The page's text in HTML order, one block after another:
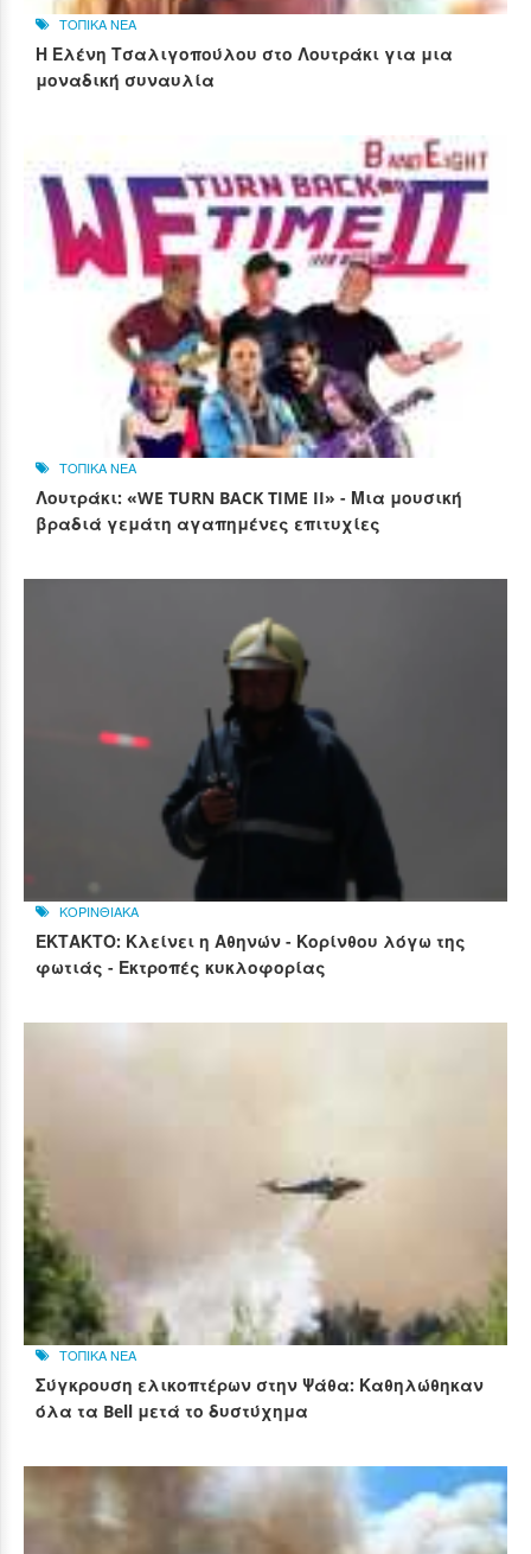
ΤΟΠΙΚΑ ΝΕΑ
Η Ελένη Τσαλιγοπούλου στο Λουτράκι για μια
μοναδική συναυλία
ΤΟΠΙΚΑ ΝΕΑ
Λουτράκι: «WE TURN BACK TIME II» - Μια μουσική
βραδιά γεμάτη αγαπημένες επιτυχίες
ΚΟΡΙΝΘΙΑΚΑ
ΕΚΤΑΚΤΟ: Κλείνει η Αθηνών - Κορίνθου λόγω της
φωτιάς - Εκτροπές κυκλοφορίας
ΤΟΠΙΚΑ ΝΕΑ
Σύγκρουση ελικοπτέρων στην Ψάθα: Καθηλώθηκαν
όλα τα Bell μετά το δυστύχημα